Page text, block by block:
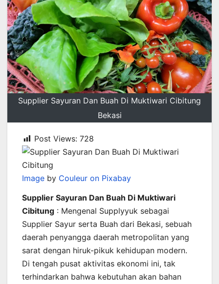
Supplier Sayuran Dan Buah Di Muktiwari Cibitung
Bekasi
Post Views: 728
Image by Couleur on Pixabay
Supplier Sayuran Dan Buah Di Muktiwari
Cibitung : Mengenal Supplyyuk sebagai
Supplier Sayur serta Buah dari Bekasi, sebuah
daerah penyangga daerah metropolitan yang
sarat dengan hiruk-pikuk kehidupan modern.
Di tengah pusat aktivitas ekonomi ini, tak
terhindarkan bahwa kebutuhan akan bahan